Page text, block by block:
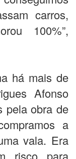
carros,
100%”,
há mais de
Afonso
pela obra de
a
vala. Era
risco para